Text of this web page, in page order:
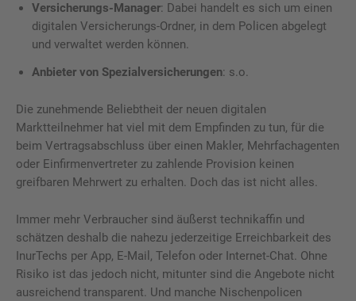
Versicherungs-Manager: Dabei handelt es sich um einen
digitalen Versicherungs-Ordner, in dem Policen abgelegt
und verwaltet werden können.
Anbieter von Spezialversicherungen: s.o.
Die zunehmende Beliebtheit der neuen digitalen
Marktteilnehmer hat viel mit dem Empfinden zu tun, für die
beim Vertragsabschluss über einen Makler, Mehrfachagenten
oder Einfirmenvertreter zu zahlende Provision keinen
greifbaren Mehrwert zu erhalten. Doch das ist nicht alles.
Immer mehr Verbraucher sind äußerst technikaffin und
schätzen deshalb die nahezu jederzeitige Erreichbarkeit des
InurTechs per App, E-Mail, Telefon oder Internet-Chat. Ohne
Risiko ist das jedoch nicht, mitunter sind die Angebote nicht
ausreichend transparent. Und manche Nischenpolicen